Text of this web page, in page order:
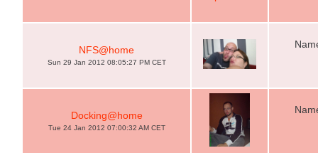
NFS@home
Sun 29 Jan 2012 08:05:27 PM CET
Docking@home
Tue 24 Jan 2012 07:00:32 AM CET